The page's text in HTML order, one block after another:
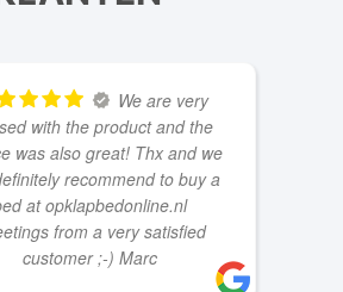
We are very
with the product and the
was also great! Thx and we
recommend to buy a
at opklapbedonline.nl
from a very satisfied